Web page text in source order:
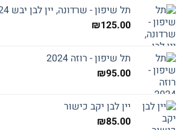
תל שיפון - שרדונה, יין לבן יבש 2024
₪125.00
תל שיפון - רוזה 2024
₪95.00
יין לבן יקב כישור
₪85.00